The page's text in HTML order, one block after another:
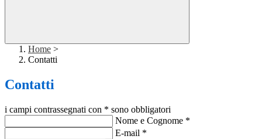
Home >
Contatti
Contatti
i campi contrassegnati con * sono obbligatori
Nome e Cognome *
E-mail *